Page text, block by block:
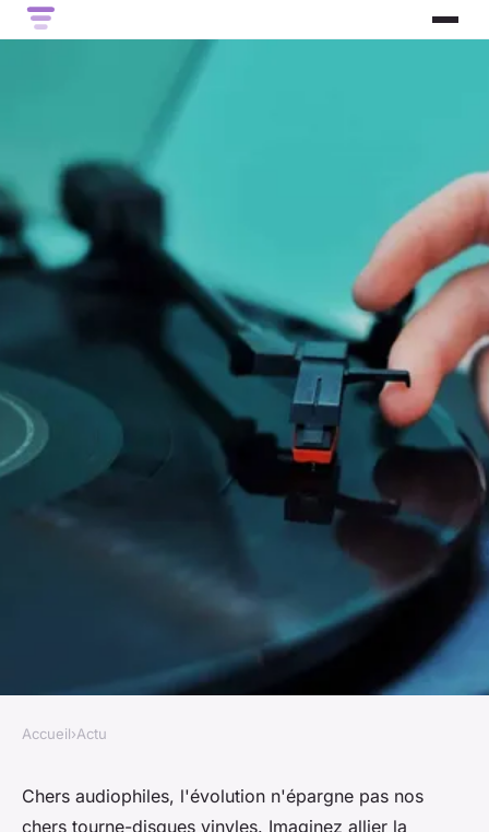
Du vinyle au numérique : Les
Accueil›Actu
Chers audiophiles, l'évolution n'épargne pas nos
chers tourne-disques vinyles. Imaginez allier la